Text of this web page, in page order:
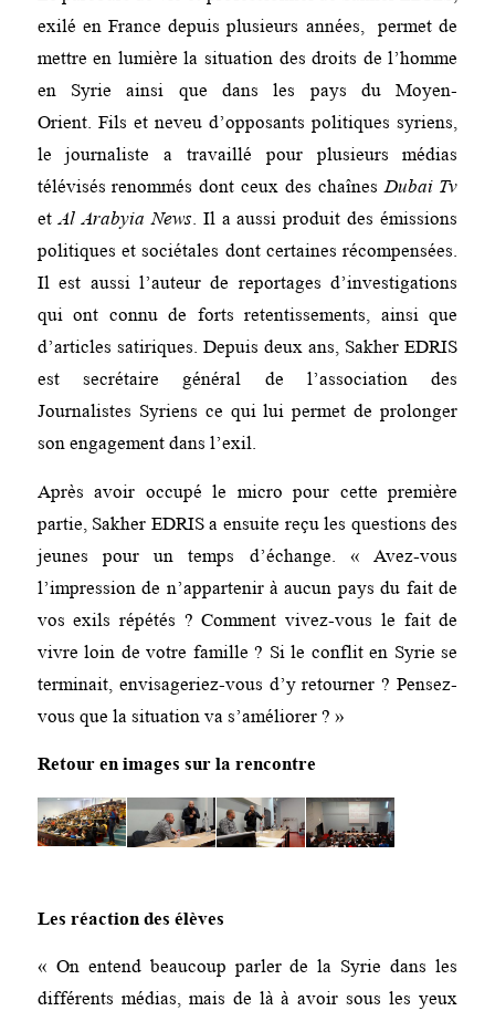
exilé en France depuis plusieurs années, permet de
mettre en lumière la situation des droits de l’homme
en Syrie ainsi que dans les pays du Moyen-
Orient. Fils et neveu d’opposants politiques syriens,
le journaliste a travaillé pour plusieurs médias
télévisés renommés dont ceux des chaînesDubai Tv
etAl Arabyia News. Il a aussi produit des émissions
politiques et sociétales dont certaines récompensées.
Il est aussi l’auteur de reportages d’investigations
qui ont connu de forts retentissements, ainsi que
d’articles satiriques. Depuis deux ans, Sakher EDRIS
est secrétaire général de l’association des
Journalistes Syriens ce qui lui permet de prolonger
son engagement dans l’exil.
Après avoir occupé le micro pour cette première
partie, Sakher EDRIS a ensuite reçu les questions des
jeunes pour un temps d’échange. « Avez-vous
l’impression de n’appartenir à aucun pays du fait de
vos exils répétés ? Comment vivez-vous le fait de
vivre loin de votre famille ? Si le conflit en Syrie se
terminait, envisageriez-vous d’y retourner ? Pensez-
vous que la situation va s’améliorer ? »
Retour en images sur la rencontre
Les réaction des élèves
« On entend beaucoup parler de la Syrie dans les
différents médias, mais de là à avoir sous les yeux